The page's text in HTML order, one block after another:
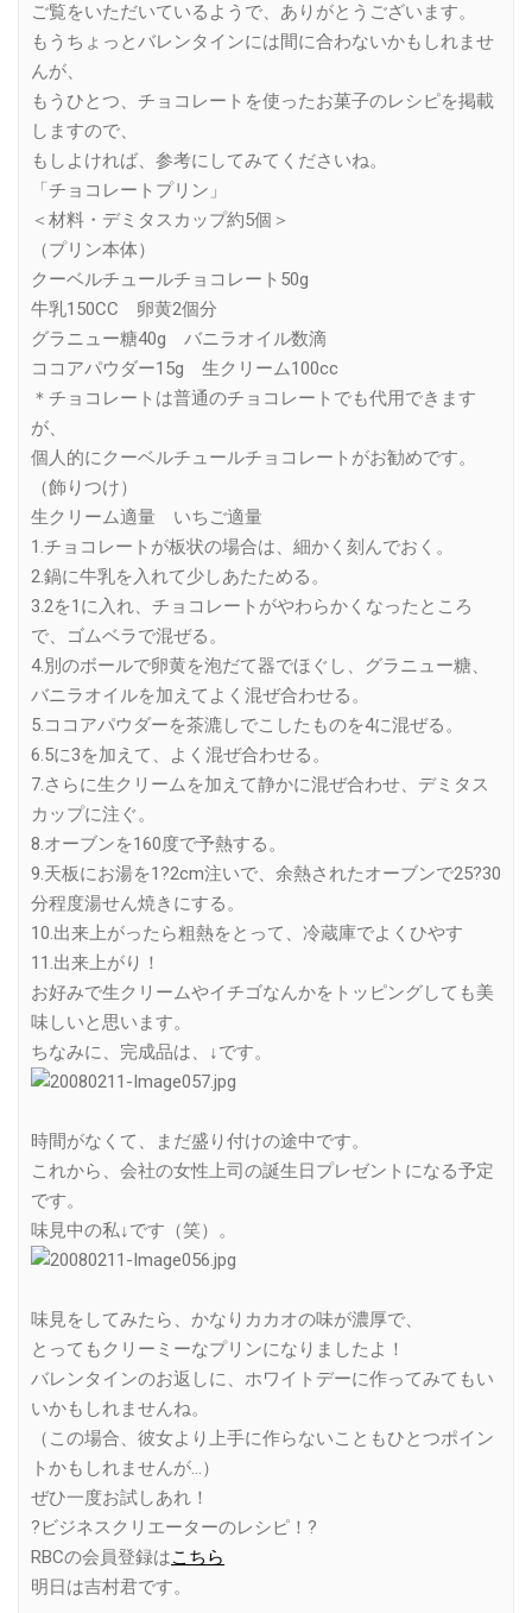
ご覧をいただいているようで、ありがとうございます。
もうちょっとバレンタインには間に合わないかもしれませ
んが、
もうひとつ、チョコレートを使ったお菓子のレシピを掲載
しますので、
もしよければ、参考にしてみてくださいね。
「チョコレートプリン」
＜材料・デミタスカップ約5個＞
（プリン本体）
クーベルチュールチョコレート50g
牛乳150CC 卵黄2個分
グラニュー糖40g バニラオイル数滴
ココアパウダー15g 生クリーム100cc
＊チョコレートは普通のチョコレートでも代用できます
が、
個人的にクーベルチュールチョコレートがお勧めです。
（飾りつけ）
生クリーム適量 いちご適量
1.チョコレートが板状の場合は、細かく刻んでおく。
2.鍋に牛乳を入れて少しあたためる。
3.2を1に入れ、チョコレートがやわらかくなったところ
で、ゴムベラで混ぜる。
4.別のボールで卵黄を泡だて器でほぐし、グラニュー糖、
バニラオイルを加えてよく混ぜ合わせる。
5.ココアパウダーを茶漉しでこしたものを4に混ぜる。
6.5に3を加えて、よく混ぜ合わせる。
7.さらに生クリームを加えて静かに混ぜ合わせ、デミタス
カップに注ぐ。
8.オーブンを160度で予熱する。
9.天板にお湯を1?2cm注いで、余熱されたオーブンで25?30
分程度湯せん焼きにする。
10.出来上がったら粗熱をとって、冷蔵庫でよくひやす
11.出来上がり！
お好みで生クリームやイチゴなんかをトッピングしても美
味しいと思います。
ちなみに、完成品は、↓です。
時間がなくて、まだ盛り付けの途中です。
これから、会社の女性上司の誕生日プレゼントになる予定
です。
味見中の私↓です（笑）。
味見をしてみたら、かなりカカオの味が濃厚で、
とってもクリーミーなプリンになりましたよ！
バレンタインのお返しに、ホワイトデーに作ってみてもい
いかもしれませんね。
（この場合、彼女より上手に作らないこともひとつポイン
トかもしれませんが…）
ぜひ一度お試しあれ！
?ビジネスクリエーターのレシピ！?
RBCの会員登録はこちら
明日は吉村君です。